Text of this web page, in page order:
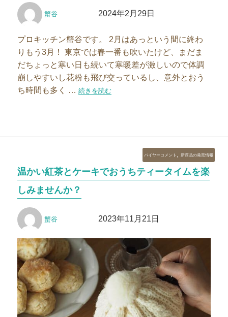
稿蟹谷稿
2024年2月29日
プロキッチン蟹谷です。 2月はあっという間に終わ
りもう3月！ 東京では春一番も吹いたけど、まだま
だちょっと寒い日も続いて寒暖差が激しいので体調
崩しやすいし花粉も飛び交っているし、意外とおう
ち時間も多く …“【新商品】2024年3月のプロキッチンスケジュー
続きを読む
温かい紅茶とケーキでおうちティータイムを楽
しみませんか？
稿蟹谷稿
2023年11月21日
カ
テ
ゴ
バイヤーコメント , 新商品の発売情報